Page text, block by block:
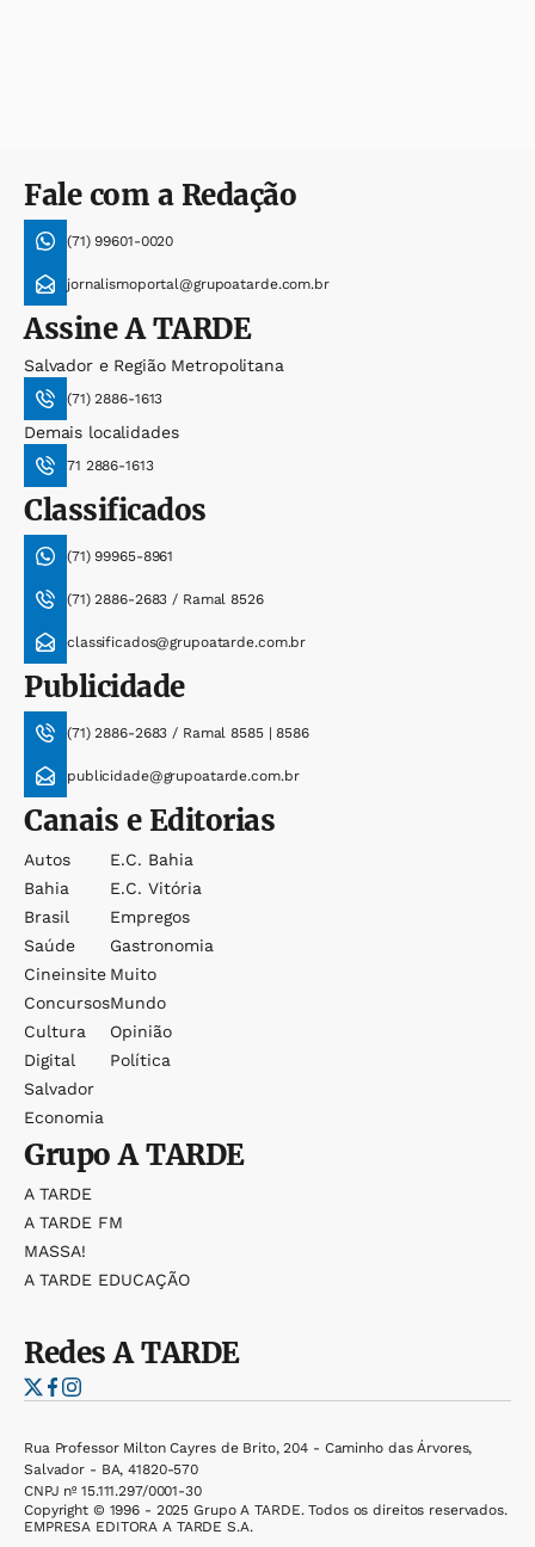
Fale com a Redação
(71) 99601-0020
jornalismoportal@grupoatarde.com.br
AssineA TARDE
Salvador e Região Metropolitana
(71) 2886-1613
Demais localidades
71 2886-1613
Classificados
(71) 99965-8961
(71) 2886-2683 / Ramal 8526
classificados@grupoatarde.com.br
Publicidade
(71) 2886-2683 / Ramal 8585 | 8586
publicidade@grupoatarde.com.br
Canais e Editorias
Autos
Bahia
Brasil
Saúde
Cineinsite
Concursos
Cultura
Digital
Salvador
Economia
E.c. Bahia
E.c. Vitória
Empregos
Gastronomia
Muito
Mundo
Opinião
Política
GrupoA TARDE
A TARDE
A TARDE FM
MASSA!
A TARDE EDUCAÇÃO
RedesA TARDE
Rua Professor Milton Cayres de Brito, 204 - Caminho das Árvores,
Salvador - BA, 41820-570
CNPJ nº 15.111.297/0001-30
Copyright © 1996 - 2025 Grupo A TARDE. Todos os direitos reservados.
EMPRESA EDITORA A TARDE S.A.